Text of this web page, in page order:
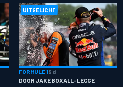
UITGELICHT
FORMULE 19 d
DOOR JAKE BOXALL-LEGGE